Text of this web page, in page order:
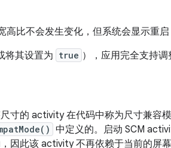
比不会发生变化，但系统会显示重启
将其设置为 true ），应用完全支持调
寸的 activity 在代码中称为尺寸兼容
中定义的。启动 SCM
因此该 activity 不再依赖于当前的屏幕